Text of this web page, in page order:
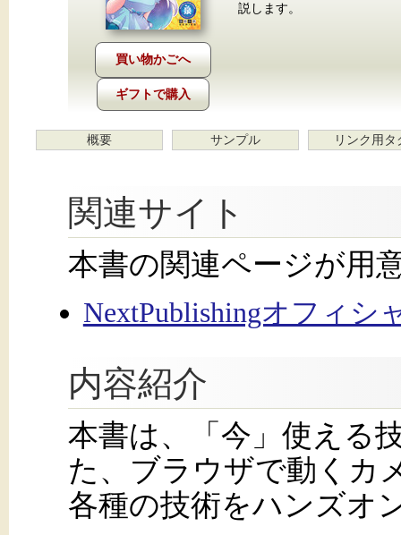
ギフトで購入
説します。
概要 サンプル リンク用タ
関連サイト
本書の関連ページが用
NextPublishingオフィシ
内容紹介
本書は、「今」使える
た、ブラウザで動くカ
各種の技術をハンズオ